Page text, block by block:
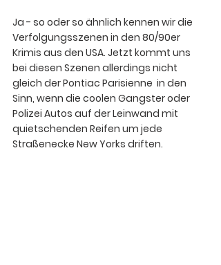
Ja - so oder so ähnlich kennen wir die
Verfolgungsszenen in den 80/90er
Krimis aus den USA. Jetzt kommt uns
bei diesen Szenen allerdings nicht
gleich der Pontiac Parisienne
  in den
Sinn, wenn die coolen Gangster oder
Polizei Autos auf der Leinwand mit
quietschenden Reifen um jede
Straßenecke New Yorks driften.